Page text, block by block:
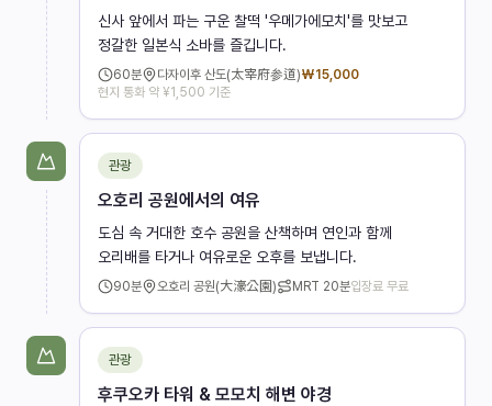
신사 앞에서 파는 구운 찰떡 '우메가에모치'를 맛보고
정갈한 일본식 소바를 즐깁니다.
60분 다자이후 산도(太宰府参道)₩15,000
현지 통화 약 ¥1,500 기준
관광
오호리 공원에서의 여유
도심 속 거대한 호수 공원을 산책하며 연인과 함께
오리배를 타거나 여유로운 오후를 보냅니다.
90분 오호리 공원(大濠公園) MRT 20분입장료 무료
관광
후쿠오카 타워 & 모모치 해변 야경